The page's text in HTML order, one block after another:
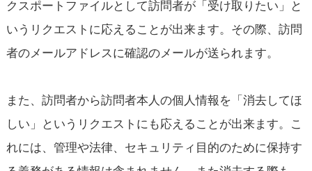
クスポートファイルとして訪問者が「受け取りたい」と
いうリクエストに応えることが出来ます。その際、訪問
者のメールアドレスに確認のメールが送られます。
また、訪問者から訪問者本人の個人情報を「消去してほ
しい」というリクエストにも応えることが出来ます。こ
れには、管理や法律、セキュリティ目的のために保持す